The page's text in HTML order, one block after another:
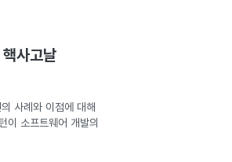
사고날
사례와 이점에 대해
이 소프트웨어 개발의